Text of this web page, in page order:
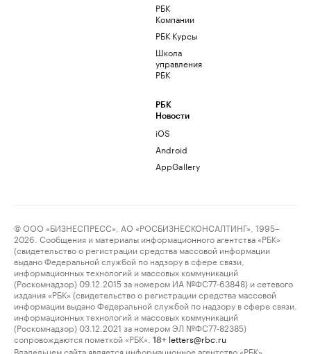
РБК
Компании
РБК Курсы
Школа
управления
РБК
РБК
Новости
iOS
Android
AppGallery
© ООО «БИЗНЕСПРЕСС», АО «РОСБИЗНЕСКОНСАЛТИНГ», 1995–
2026. Сообщения и материалы информационного агентства «РБК»
(свидетельство о регистрации средства массовой информации
выдано Федеральной службой по надзору в сфере связи,
информационных технологий и массовых коммуникаций
(Роскомнадзор) 09.12.2015 за номером ИА №ФС77-63848) и сетевого
издания «РБК» (свидетельство о регистрации средства массовой
информации выдано Федеральной службой по надзору в сфере связи,
информационных технологий и массовых коммуникаций
(Роскомнадзор) 03.12.2021 за номером ЭЛ №ФС77-82385)
сопровождаются пометкой «РБК».
18+ letters@rbc.ru
Владельцем сайта является информационное агентство «РБК».